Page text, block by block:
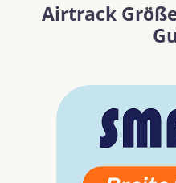
Airtrack
Bildergalerie
Mehr erfahren